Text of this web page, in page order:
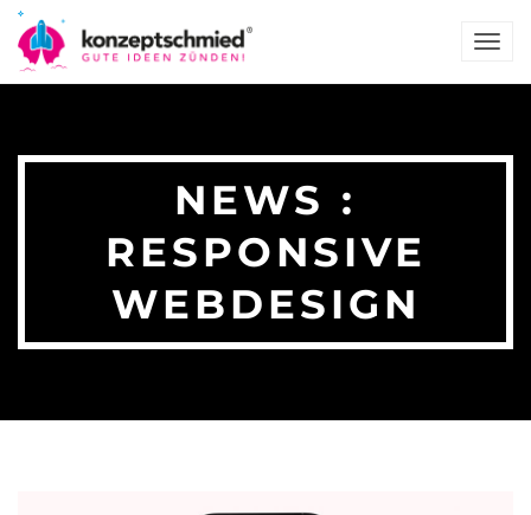
NEWS :
RESPONSIVE
WEBDESIGN